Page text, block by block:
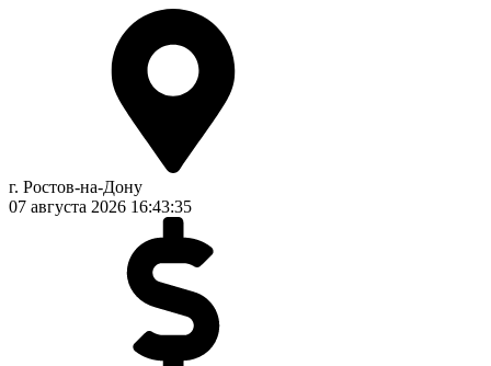
г. Ростов-на-Дону
07 августа 2026 16:43:36